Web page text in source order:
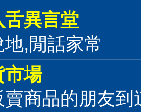
舌異言堂
,閒話家常
市場
賣商品的朋友到